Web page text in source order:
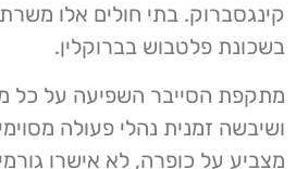
קינגסברוק. בתי חולים אלו
בשכונת פלטבוש בברוקלין.
מתקפת הסייבר השפיעה על כל
ושיבשה זמנית נהלי פעולה
מצביע על כופרה, לא אישרו